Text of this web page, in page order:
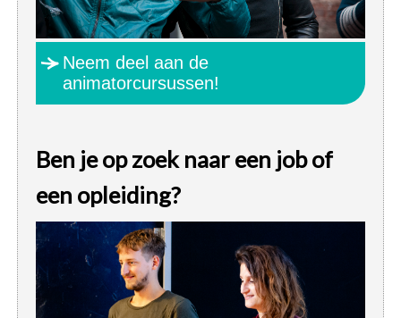
Neem deel aan de
animatorcursussen!
Ben je op zoek naar een job of
een opleiding?